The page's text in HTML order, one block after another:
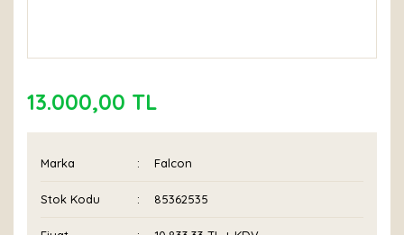
13.000,00 TL
Marka Falcon
Stok Kodu 85362535